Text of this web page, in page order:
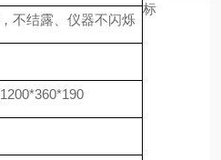
，不结露、仪器不闪烁
1200*360*190
标